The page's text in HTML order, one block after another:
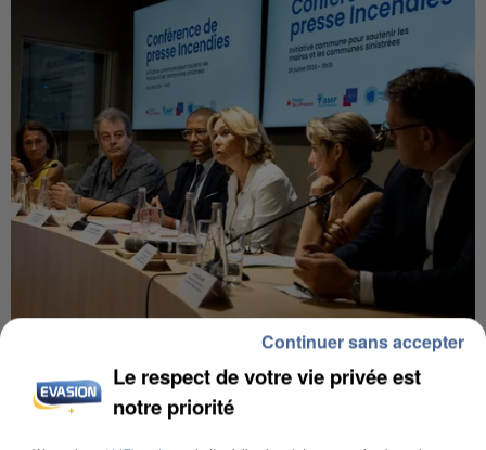
INCENDIES : L’ÎLE-DE-FRANCE LANCE UN ÉLAN
DE SOLIDARITÉ AVEC LES...
Le respect de votre vie privée est
notre priorité
Continuer sans accepter